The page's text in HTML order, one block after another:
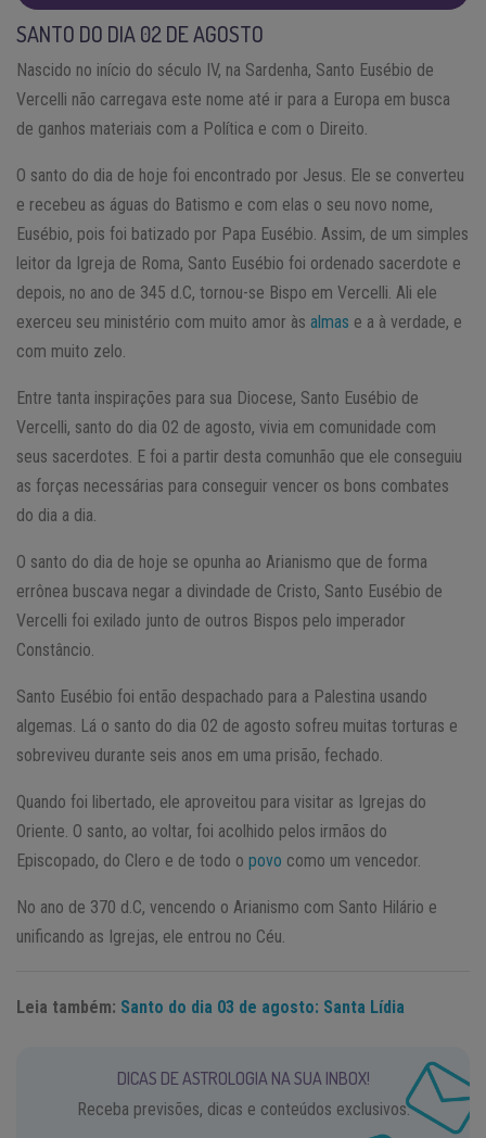
SANTO DO DIA 02 DE AGOSTO
Nascido no início do século IV, na Sardenha, Santo Eusébio de
Vercelli não carregava este nome até ir para a Europa em busca
de ganhos materiais com a Política e com o Direito.
O santo do dia de hoje foi encontrado por Jesus. Ele se converteu
e recebeu as águas do Batismo e com elas o seu novo nome,
Eusébio, pois foi batizado por Papa Eusébio. Assim, de um simples
leitor da Igreja de Roma, Santo Eusébio foi ordenado sacerdote e
depois, no ano de 345 d.C, tornou-se Bispo em Vercelli. Ali ele
exerceu seu ministério com muito amor às almas e a à verdade, e
com muito zelo.
Entre tanta inspirações para sua Diocese, Santo Eusébio de
Vercelli, santo do dia 02 de agosto, vivia em comunidade com
seus sacerdotes. E foi a partir desta comunhão que ele conseguiu
as forças necessárias para conseguir vencer os bons combates
do dia a dia.
O santo do dia de hoje se opunha ao Arianismo que de forma
errônea buscava negar a divindade de Cristo, Santo Eusébio de
Vercelli foi exilado junto de outros Bispos pelo imperador
Constâncio.
Santo Eusébio foi então despachado para a Palestina usando
algemas. Lá o santo do dia 02 de agosto sofreu muitas torturas e
sobreviveu durante seis anos em uma prisão, fechado.
Quando foi libertado, ele aproveitou para visitar as Igrejas do
Oriente. O santo, ao voltar, foi acolhido pelos irmãos do
Episcopado, do Clero e de todo o povo como um vencedor.
No ano de 370 d.C, vencendo o Arianismo com Santo Hilário e
unificando as Igrejas, ele entrou no Céu.
Leia também: Santo do dia 03 de agosto: Santa Lídia
DICAS DE ASTROLOGIA NA SUA INBOX!
Receba previsões, dicas e conteúdos exclusivos.